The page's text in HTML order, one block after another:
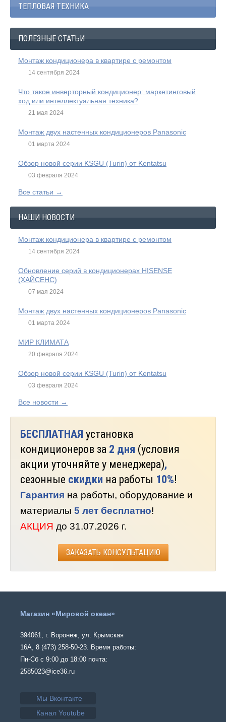
ТЕПЛОВАЯ ТЕХНИКА
ПОЛЕЗНЫЕ СТАТЬИ
Монтаж кондиционера в квартире с ремонтом
14 сентября 2024
Что такое инверторный кондиционер: маркетинговый
ход или интеллектуальная техника?
21 мая 2024
Монтаж двух настенных кондиционеров Panasonic
01 марта 2024
Обзор новой серии KSGU (Turin) от Kentatsu
03 февраля 2024
Все статьи →
НАШИ НОВОСТИ
Монтаж кондиционера в квартире с ремонтом
14 сентября 2024
Обновление серий в кондиционерах HISENSE
(ХАЙСЕНС)
07 мая 2024
Монтаж двух настенных кондиционеров Panasonic
01 марта 2024
МИР КЛИМАТА
20 февраля 2024
Обзор новой серии KSGU (Turin) от Kentatsu
03 февраля 2024
Все новости →
БЕСПЛАТНАЯ установка
кондиционеров за 2 дня (условия
акции уточняйте у менеджера),
сезонные скидки на работы 10%!
Гарантия на работы, оборудование и
материалы 5 лет бесплатно!
АКЦИЯ до 31.07.2026 г.
ЗАКАЗАТЬ КОНСУЛЬТАЦИЮ
Магазин «Мировой океан»
394061, г. Воронеж, ул. Крымская
16А, 8 (473) 258-50-23. Время работы:
Пн-Сб с 9:00 до 18:00 почта:
2585023@ice36.ru
Мы Вконтакте
Канал Youtube